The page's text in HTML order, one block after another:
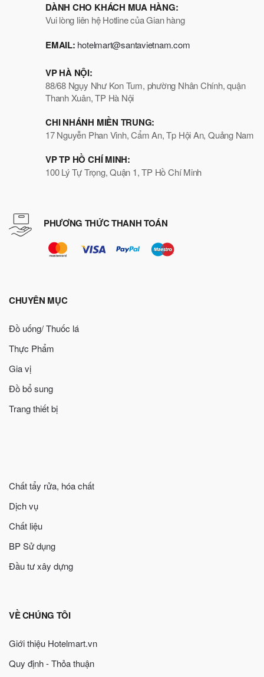
DÀNH CHO KHÁCH MUA HÀNG:
Vui lòng liên hệ Hotline của Gian hàng
EMAIL: hotelmart@santavietnam.com
VP HÀ NỘI:
88/68 Ngụy Như Kon Tum, phường Nhân Chính, quận
Thanh Xuân, TP Hà Nội
CHI NHÁNH MIỀN TRUNG:
17 Nguyễn Phan Vinh, Cẩm An, Tp Hội An, Quảng Nam
VP TP HỒ CHÍ MINH:
100 Lý Tự Trọng, Quận 1, TP Hồ Chí Minh
PHƯƠNG THỨC THANH TOÁN
CHUYÊN MỤC
Đồ uống/ Thuốc lá
Thực Phẩm
Gia vị
Đồ bổ sung
Trang thiết bị
Chất tẩy rửa, hóa chất
Dịch vụ
Chất liệu
BP Sử dụng
Đầu tư xây dựng
VỀ CHÚNG TÔI
Giới thiệu Hotelmart.vn
Quy định - Thỏa thuận